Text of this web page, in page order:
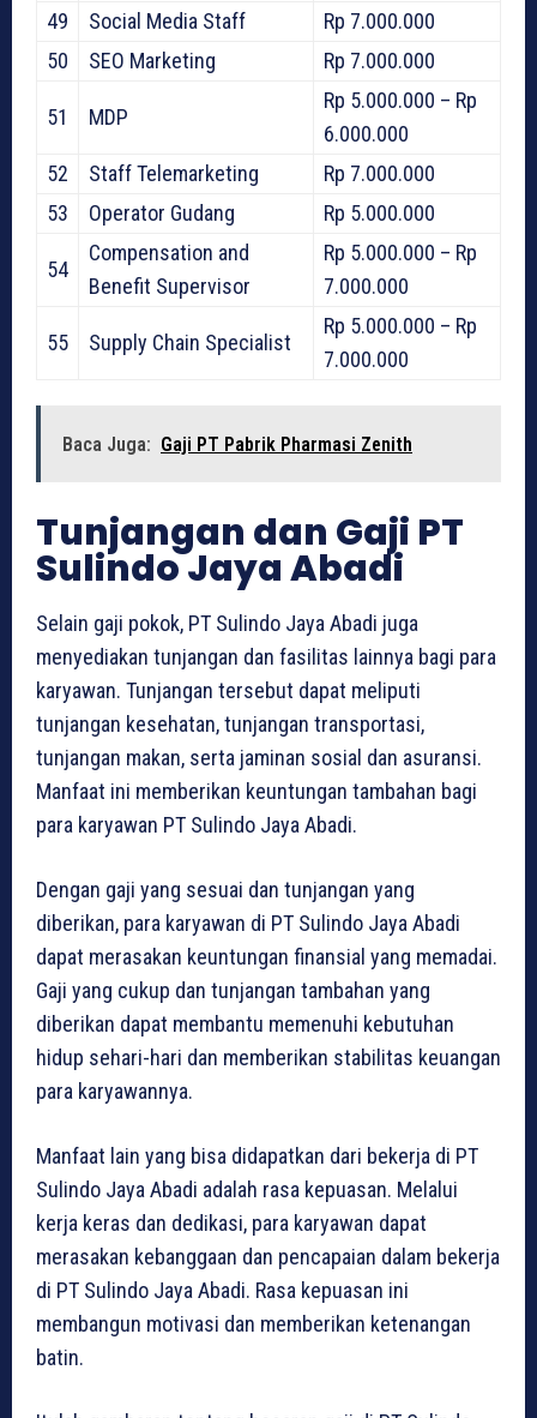
49
Social Media Staff
Rp 7.000.000
50
SEO Marketing Rp 7.000.000
51 MDP
Rp 5.000.000 – Rp
6.000.000
52
Staff Telemarketing
Rp 7.000.000
53
Operator Gudang Rp 5.000.000
54
Compensation and
Benefit Supervisor
Rp 5.000.000 – Rp
7.000.000
55 Supply Chain Specialist
Rp 5.000.000 – Rp
7.000.000
Baca Juga: Gaji PT Pabrik Pharmasi Zenith
Tunjangan dan Gaji PT
Sulindo Jaya Abadi
Selain gaji pokok, PT Sulindo Jaya Abadi juga
menyediakan tunjangan dan fasilitas lainnya bagi para
karyawan. Tunjangan tersebut dapat meliputi
tunjangan kesehatan, tunjangan transportasi,
tunjangan makan, serta jaminan sosial dan asuransi.
Manfaat ini memberikan keuntungan tambahan bagi
para karyawan PT Sulindo Jaya Abadi.
Dengan gaji yang sesuai dan tunjangan yang
diberikan, para karyawan di PT Sulindo Jaya Abadi
dapat merasakan keuntungan finansial yang memadai.
Gaji yang cukup dan tunjangan tambahan yang
diberikan dapat membantu memenuhi kebutuhan
hidup sehari-hari dan memberikan stabilitas keuangan
para karyawannya.
Manfaat lain yang bisa didapatkan dari bekerja di PT
Sulindo Jaya Abadi adalah rasa kepuasan. Melalui
kerja keras dan dedikasi, para karyawan dapat
merasakan kebanggaan dan pencapaian dalam bekerja
di PT Sulindo Jaya Abadi. Rasa kepuasan ini
membangun motivasi dan memberikan ketenangan
batin.